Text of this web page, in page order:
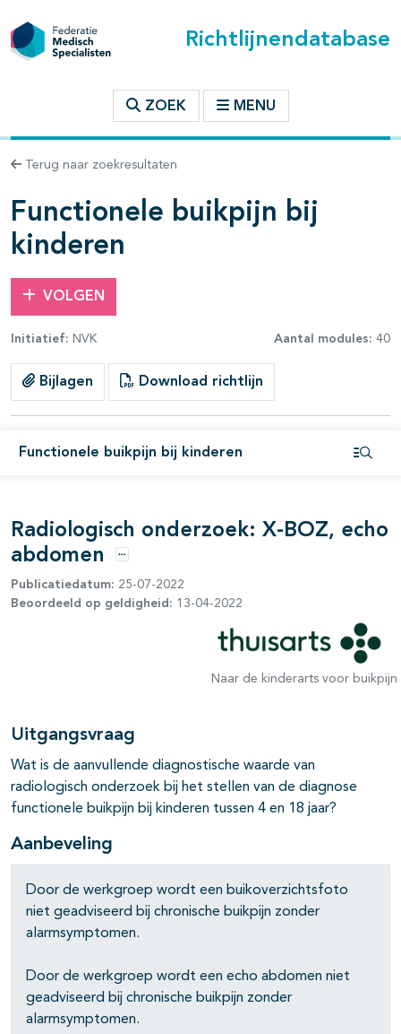
Richtlijnendatabase
ZOEK MENU
Terug naar zoekresultaten
Functionele buikpijn bij
kinderen
VOLGEN
Initiatief: NVK Aantal modules: 40
Bijlagen Download richtlijn
Functionele buikpijn bij kinderen
binnen deze richtlijn
open- en dichtklappen
Radiologisch onderzoek: X-BOZ, echo
abdomen
Opties
Publicatiedatum: 25-07-2022
Beoordeeld op geldigheid: 13-04-2022
Naar de kinderarts voor
Uitgangsvraag
Wat is de aanvullende diagnostische waarde van
radiologisch onderzoek bij het stellen van de diagnose
functionele buikpijn bij kinderen tussen 4 en 18 jaar?
Aanbeveling
Door de werkgroep wordt een buikoverzichtsfoto
niet geadviseerd bij chronische buikpijn zonder
alarmsymptomen.
Door de werkgroep wordt een echo abdomen niet
geadviseerd bij chronische buikpijn zonder
alarmsymptomen.